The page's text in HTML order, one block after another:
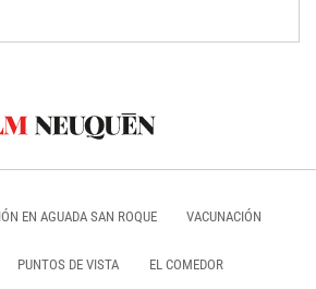
EN AGUADA SAN ROQUE VACUNACIÓN
PUNTOS DE VISTA EL COMEDOR